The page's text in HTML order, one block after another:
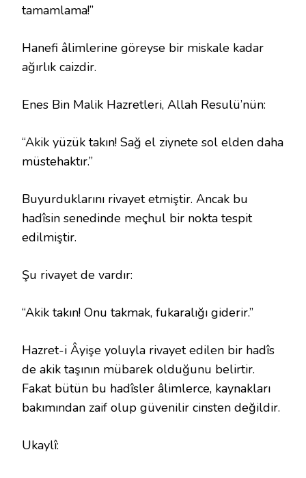
tamamlama!”
Hanefi âlimlerine göreyse bir miskale kadar
ağırlık caizdir.
Enes Bin Malik Hazretleri, Allah Resulü’nün:
“Akik yüzük takın! Sağ el ziynete sol elden daha
müstehaktır.”
Buyurduklarını rivayet etmiştir. Ancak bu
hadîsin senedinde meçhul bir nokta tespit
edilmiştir.
Şu rivayet de vardır:
“Akik takın! Onu takmak, fukaralığı giderir.”
Hazret-i Âyişe yoluyla rivayet edilen bir hadîs
de akik taşının mübarek olduğunu belirtir.
Fakat bütün bu hadîsler âlimlerce, kaynakları
bakımından zaif olup güvenilir cinsten değildir.
Ukaylî: